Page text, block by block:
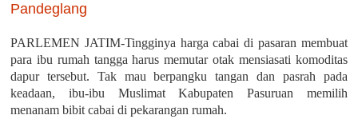
Pandeglang
PARLEMEN JATIM-Tingginya harga cabai di pasaran membuat
para ibu rumah tangga harus memutar otak mensiasati komoditas
dapur tersebut. Tak mau berpangku tangan dan pasrah pada
keadaan, ibu-ibu Muslimat Kabupaten Pasuruan memilih
menanam bibit cabai di pekarangan rumah.